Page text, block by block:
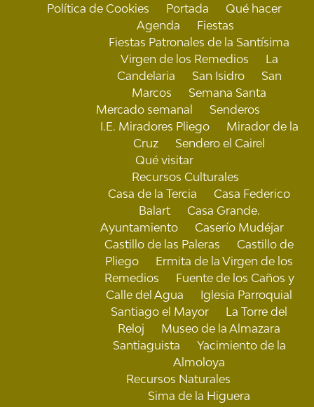
Política de Cookies
Portada
Qué hacer
Agenda
Fiestas
Fiestas Patronales de la Santísima
Virgen de los Remedios
La
Candelaria
San Isidro
San
Marcos
Semana Santa
Mercado semanal
Senderos
I.E. Miradores Pliego
Mirador de la
Cruz
Sendero el Cairel
Qué visitar
Recursos Culturales
Casa de la Tercia
Casa Federico
Balart
Casa Grande.
Ayuntamiento
Caserío Mudéjar
Castillo de las Paleras
Castillo de
Pliego
Ermita de la Virgen de los
Remedios
Fuente de los Caños y
Calle del Agua
Iglesia Parroquial
Santiago el Mayor
La Torre del
Reloj
Museo de la Almazara
Santiaguista
Yacimiento de la
Almoloya
Recursos Naturales
Sima de la Higuera